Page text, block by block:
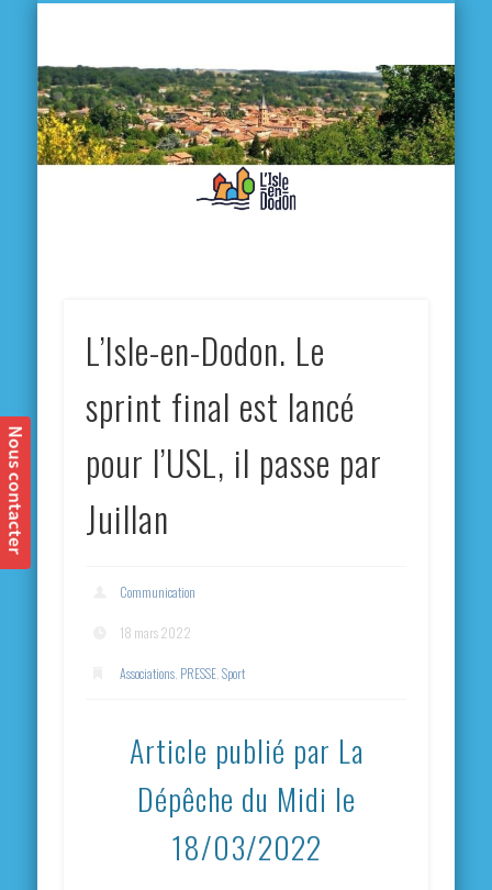
L’Isle-en-Dodon. Le
sprint final est lancé
pour l’USL, il passe par
Juillan
Communication
18 mars 2022
Associations PRESSE ,Sport
Article publié par La
Dépêche du Midi le
18/03/2022